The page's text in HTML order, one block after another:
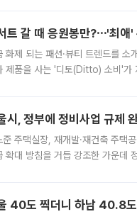
트 갈 때 응원봉만?⋯'최애
화제 되는 패션·뷰티 트렌드를
제품을 사는 '디토(Ditto) 소비'가
시, 정부에 정비사업 규제
준 주택실장, 재개발·재건축 주택
확대 방침을 거듭 강조한 가운데
40도 찍더니 하남 40.8